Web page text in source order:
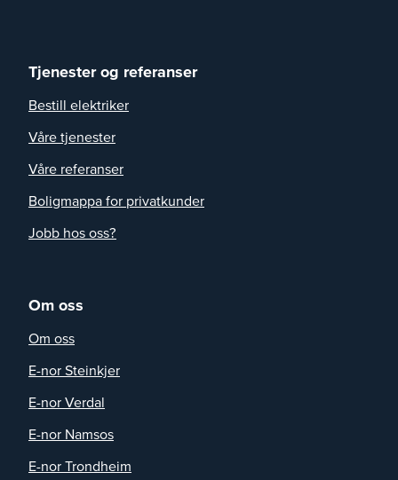
Tjenester og referanser
Bestill elektriker
Våre tjenester
Våre referanser
Boligmappa for privatkunder
Jobb hos oss?
Om oss
Om oss
E-nor Steinkjer
E-nor Verdal
E-nor Namsos
E-nor Trondheim